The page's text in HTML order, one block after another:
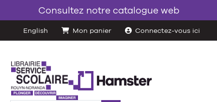
Consultez notre catalogue web
English Mon panier Connectez-vous ici